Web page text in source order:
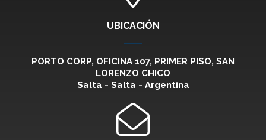
UBICACIÓN
PORTO CORP, OFICINA 107, PRIMER PISO, SAN
LORENZO CHICO
Salta - Salta - Argentina